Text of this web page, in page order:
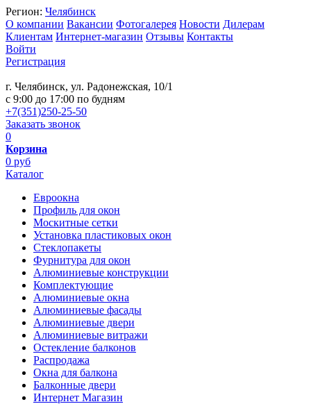
Регион: Челябинск
О компании Вакансии Фотогалерея Новости Дилерам
Клиентам Интернет-магазин Отзывы Контакты
Войти
Регистрация
г. Челябинск, ул. Радонежская, 10/1
c 9:00 до 17:00 по будням
+7(351)250-25-50
Заказать звонок
0
Корзина
0 руб
Каталог
Евроокна
Профиль для окон
Москитные сетки
Установка пластиковых окон
Стеклопакеты
Фурнитура для окон
Алюминиевые конструкции
Комплектующие
Алюминиевые окна
Алюминиевые фасады
Алюминиевые двери
Алюминиевые витражи
Остекление балконов
Распродажа
Окна для балкона
Балконные двери
Интернет Магазин